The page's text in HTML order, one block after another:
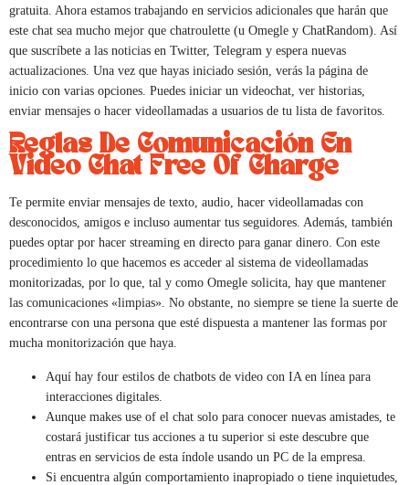
gratuita. Ahora estamos trabajando en servicios adicionales que harán que
este chat sea mucho mejor que chatroulette (u Omegle y ChatRandom). Así
que suscríbete a las noticias en Twitter, Telegram y espera nuevas
actualizaciones. Una vez que hayas iniciado sesión, verás la página de
inicio con varias opciones. Puedes iniciar un videochat, ver historias,
enviar mensajes o hacer videollamadas a usuarios de tu lista de favoritos.
Reglas De Comunicación En
Video Chat Free Of Charge
Te permite enviar mensajes de texto, audio, hacer videollamadas con
desconocidos, amigos e incluso aumentar tus seguidores. Además, también
puedes optar por hacer streaming en directo para ganar dinero. Con este
procedimiento lo que hacemos es acceder al sistema de videollamadas
monitorizadas, por lo que, tal y como Omegle solicita, hay que mantener
las comunicaciones «limpias». No obstante, no siempre se tiene la suerte de
encontrarse con una persona que esté dispuesta a mantener las formas por
mucha monitorización que haya.
Aquí hay four estilos de chatbots de video con IA en línea para
interacciones digitales.
Aunque makes use of el chat solo para conocer nuevas amistades, te
costará justificar tus acciones a tu superior si este descubre que
entras en servicios de esta índole usando un PC de la empresa.
Si encuentra algún comportamiento inapropiado o tiene inquietudes,